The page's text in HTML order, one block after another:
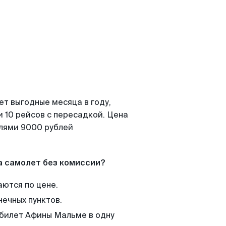
выгодные месяца в году,
рейсов с пересадкой. Цена
9000 рублей
самолет без комиссии?
по цене.
пунктов.
Афины Мальме в одну